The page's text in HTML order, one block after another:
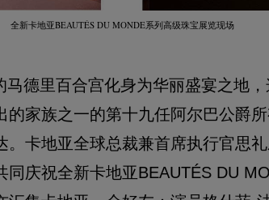
全新卡地亚BEAUTÉS DU MONDE系列高级珠宝展览现场
德里百合宫化身为华丽盛宴之地
的家族之一的第十九任阿尔巴公爵
卡地亚全球总裁兼首席执行官思礼
同庆祝全新卡地亚BEAUTÉS DU